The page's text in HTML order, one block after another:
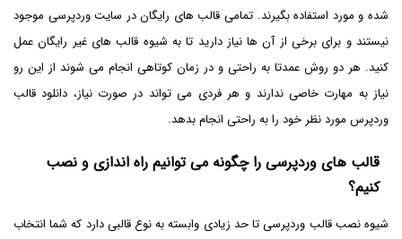
شده و مورد استفاده‌ بگیرند. تمامی قالب های رایگان در سایت وردپرسی موجود
نیستند و برای برخی از آن ها نیاز دارید تا به شیوه قالب های غیر رایگان عمل
کنید. هر دو روش عمدتا به راحتی و در زمان کوتاهی انجام می شوند از این رو
نیاز به مهارت خاصی ندارند و هر فردی می تواند در صورت نیاز، دانلود قالب
وردپرس مورد نظر خود را به راحتی انجام بدهد.
قالب های وردپرسی را چگونه می توانیم راه اندازی و نصب
کنیم؟
شیوه نصب قالب وردپرسی تا حد زیادی وابسته به نوع قالبی دارد که شما انتخاب